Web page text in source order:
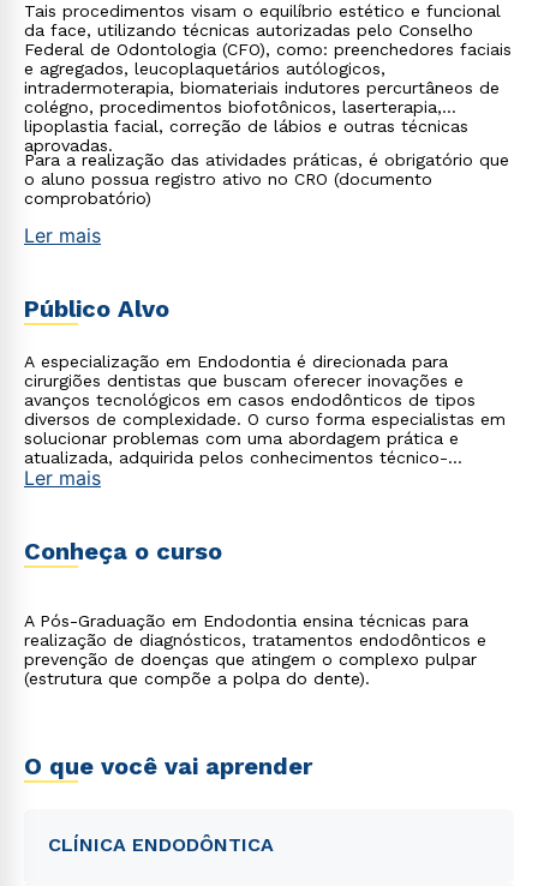
Tais procedimentos visam o equilíbrio estético e funcional
da face, utilizando técnicas autorizadas pelo Conselho
Federal de Odontologia (CFO), como: preenchedores faciais
e agregados, leucoplaquetários autólogicos,
intradermoterapia, biomateriais indutores percurtâneos de
colégno, procedimentos biofotônicos, laserterapia,
lipoplastia facial, correção de lábios e outras técnicas
aprovadas.
Para a realização das atividades práticas, é obrigatório que
o aluno possua registro ativo no CRO (documento
comprobatório)
Ler mais
Público Alvo
A especialização em Endodontia é direcionada para
cirurgiões dentistas que buscam oferecer inovações e
avanços tecnológicos em casos endodônticos de tipos
diversos de complexidade. O curso forma especialistas em
solucionar problemas com uma abordagem prática e
atualizada, adquirida pelos conhecimentos técnico-
científicos oferecidos. Os profissionais tornam-se aptos a
Ler mais
Conheça o curso
A Pós-Graduação em Endodontia ensina técnicas para
realização de diagnósticos, tratamentos endodônticos e
prevenção de doenças que atingem o complexo pulpar
(estrutura que compõe a polpa do dente).
O que você vai aprender
CLÍNICA ENDODÔNTICA